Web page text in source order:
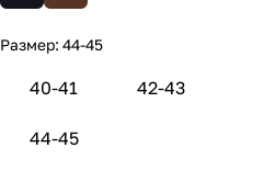
Размер: 44-45
40-41 42-43
44-45